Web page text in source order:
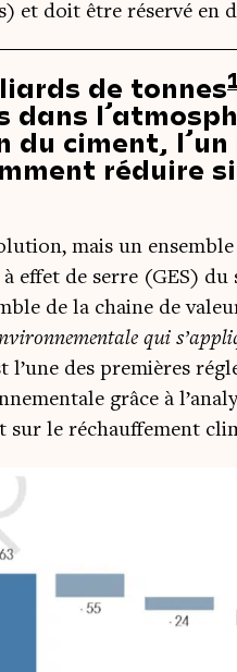
et doit être réservé en
de tonnes
dans
ciment,
réduire
mais un
à effet de serre (GES)
de la chaine de
qui
l’une des pre­mières
grâce à
sur le réchauf­fe­ment